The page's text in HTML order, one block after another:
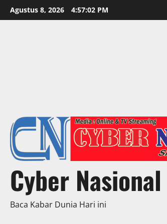
Skip
to
Agustus 8, 2026 4:57:04 PM
Cyber Nasional
Baca Kabar Dunia Hari ini